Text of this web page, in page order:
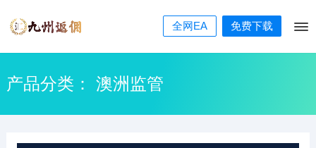
全网EA 免费下载
产品分类： 澳洲监管